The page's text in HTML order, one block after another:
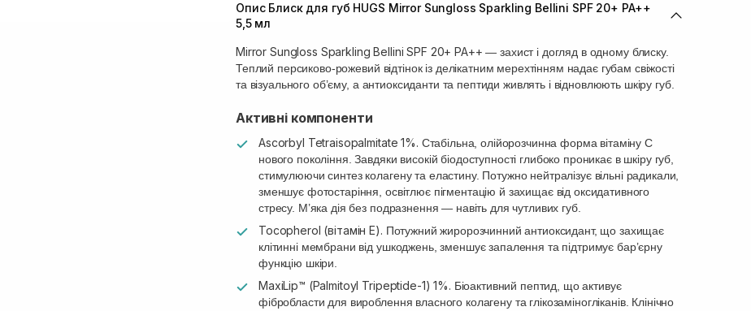
Самовивіз м. Рівне, вул. Кулика і Гудачека 23 (ТЦ
Екватор)
Немає в наявності!
Опис Блиск для губ HUGS Mirror Sungloss Sparkling Bellini SPF 20+ PA++
5,5 мл
Mirror Sungloss Sparkling Bellini SPF 20+ PA++ — захист і догляд в одному блиску.
Теплий персиково-рожевий відтінок із делікатним мерехтінням надає губам свіжості
та візуального об’єму, а антиоксиданти та пептиди живлять і відновлюють шкіру губ.
Активні компоненти
Ascorbyl Tetraisopalmitate 1%. Стабільна, олійорозчинна форма вітаміну C
нового покоління. Завдяки високій біодоступності глибоко проникає в шкіру губ,
стимулюючи синтез колагену та еластину. Потужно нейтралізує вільні радикали,
зменшує фотостаріння, освітлює пігментацію й захищає від оксидативного
стресу. М’яка дія без подразнення — навіть для чутливих губ.
Tocopherol (вітамін E). Потужний жиророзчинний антиоксидант, що захищає
клітинні мембрани від ушкоджень, зменшує запалення та підтримує бар’єрну
функцію шкіри.
MaxiLip™ (Palmitoyl Tripeptide-1) 1%. Біоактивний пептид, що активує
фібробласти для вироблення власного колагену та глікозаміногліканів. Клінічно